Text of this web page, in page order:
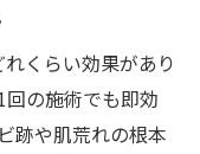
くらい効果があり
の施術でも即効
跡や肌荒れの根本